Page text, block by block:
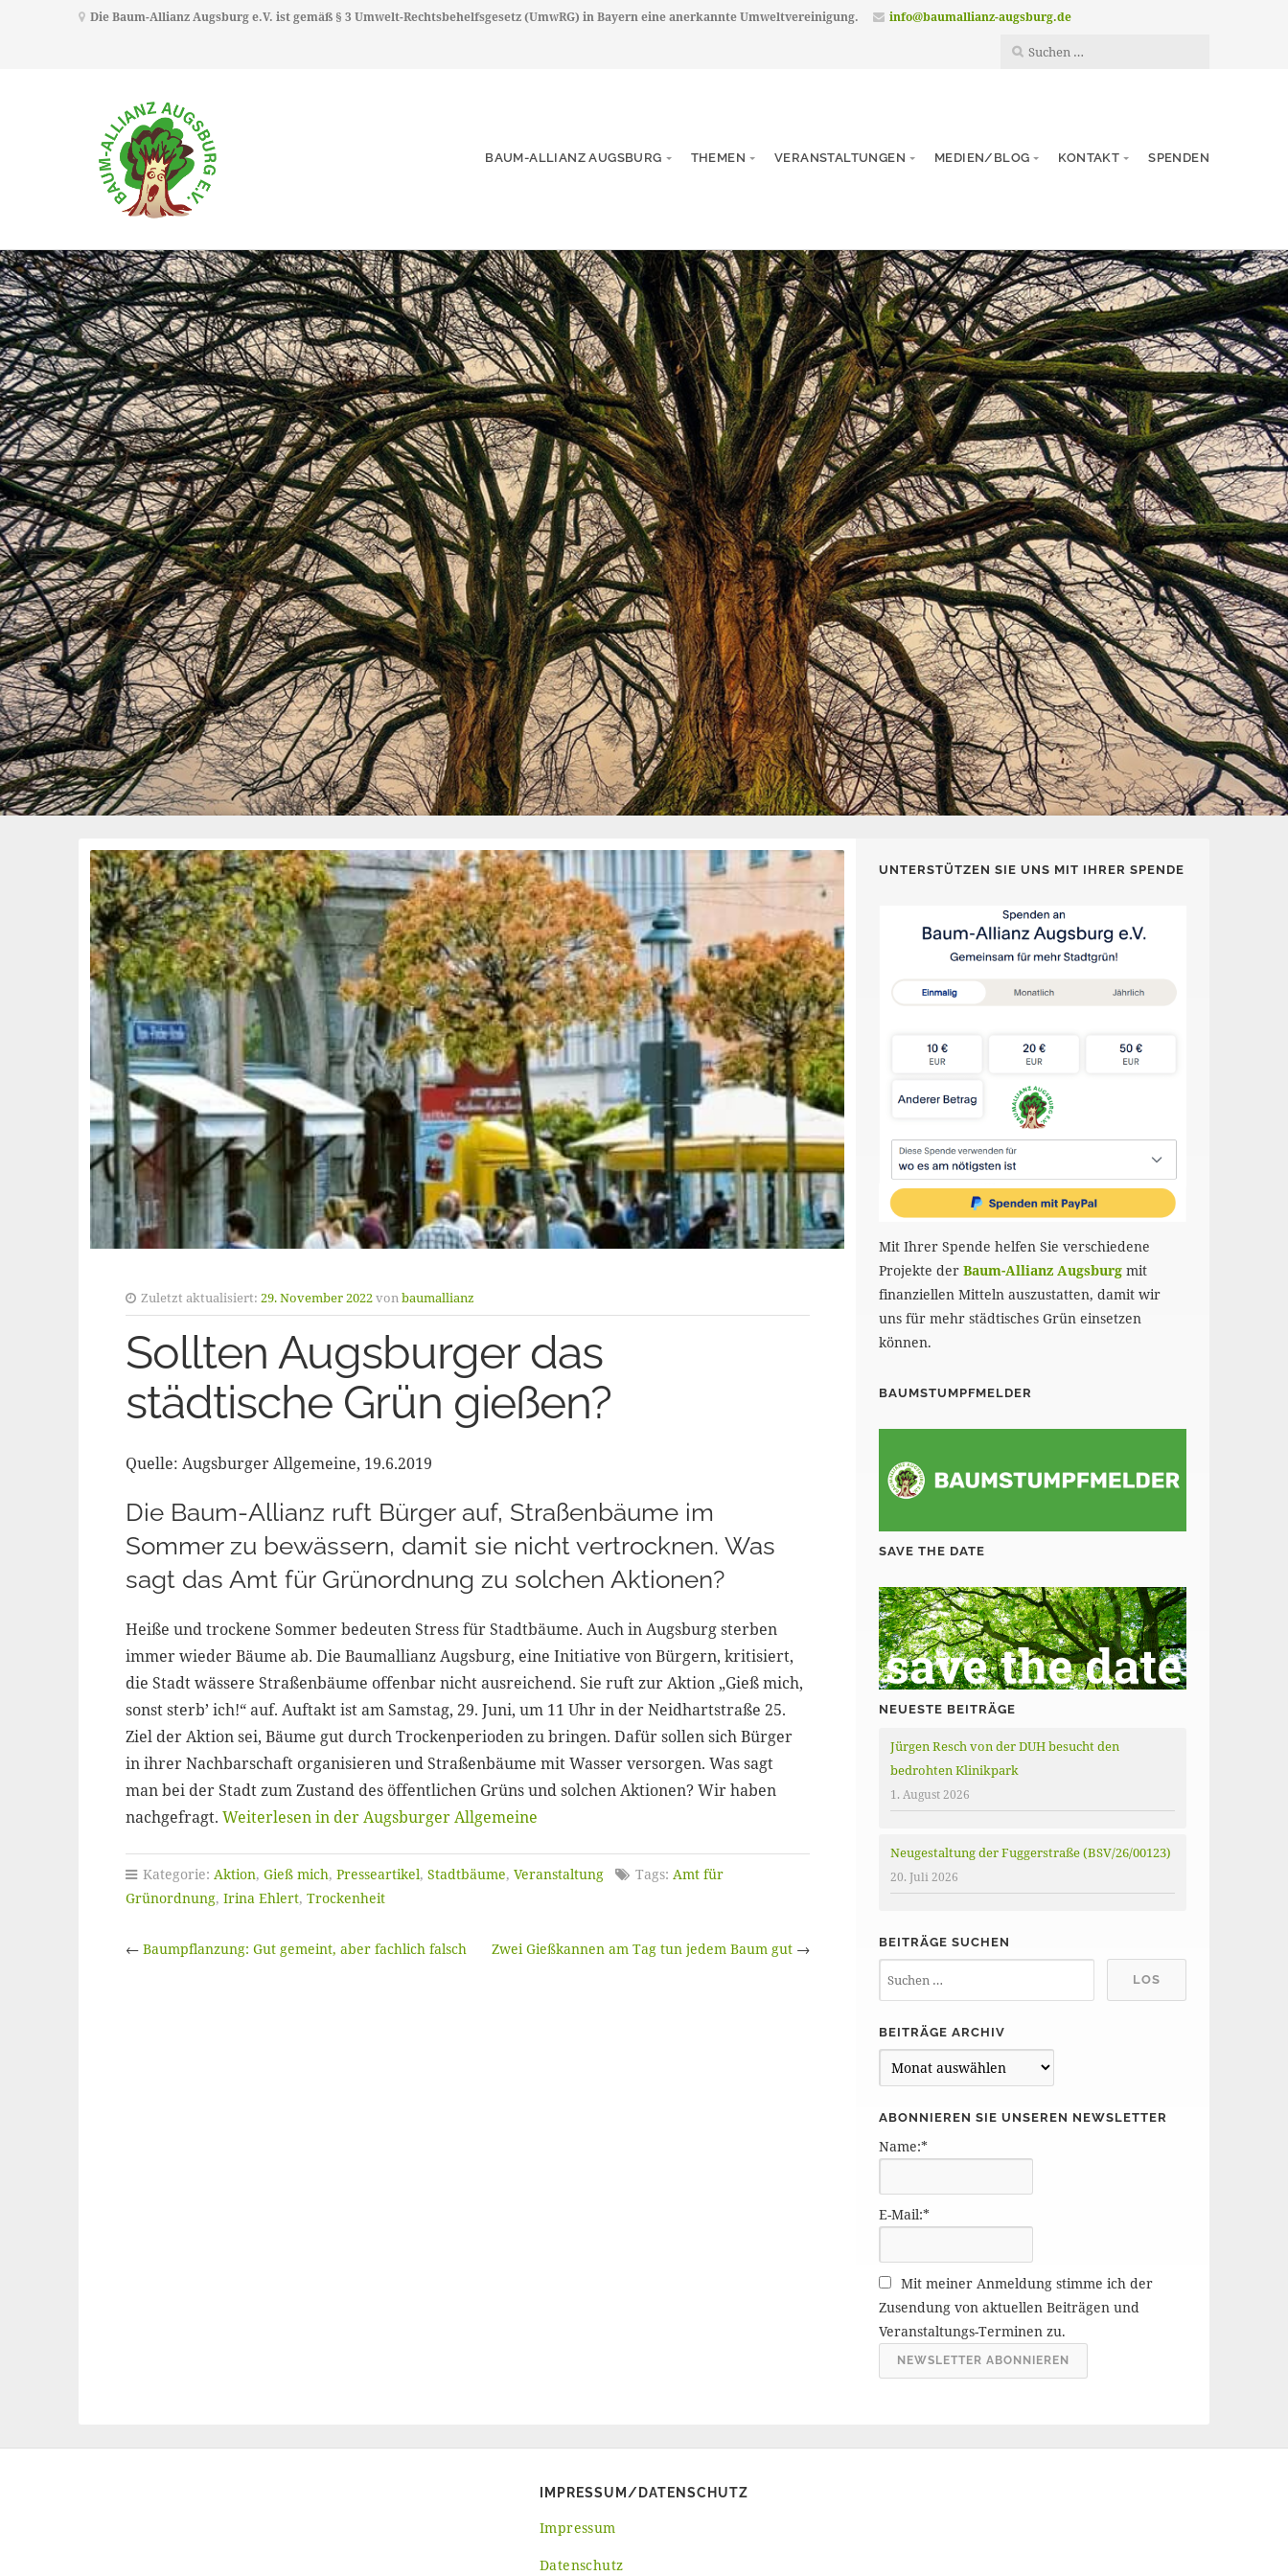
Die Baum-Allianz Augsburg e.V. ist gemäß § 3 Umwelt-Rechtsbehelfsgesetz (UmwRG) in Bayern eine anerkannte Umweltvereinigung. info@baumallianz-augsburg.de
BAUM-ALLIANZ AUGSBURG THEMEN VERANSTALTUNGEN MEDIEN/BLOG KONTAKT SPENDEN
Zuletzt aktualisiert: 29. November 2022vonbaumallianz
Sollten Augsburger das
städtische Grün gießen?
Quelle: Augsburger Allgemeine, 19.6.2019
Die Baum-Allianz ruft Bürger auf, Straßenbäume im
Sommer zu bewässern, damit sie nicht vertrocknen. Was
sagt das Amt für Grünordnung zu solchen Aktionen?
Heiße und trockene Sommer bedeuten Stress für Stadtbäume. Auch in Augsburg sterben
immer wieder Bäume ab. Die Baumallianz Augsburg, eine Initiative von Bürgern, kritisiert,
die Stadt wässere Straßenbäume offenbar nicht ausreichend. Sie ruft zur Aktion „Gieß mich,
sonst sterb’ ich!“ auf. Auftakt ist am Samstag, 29. Juni, um 11 Uhr in der Neidhartstraße 25.
Ziel der Aktion sei, Bäume gut durch Trockenperioden zu bringen. Dafür sollen sich Bürger
in ihrer Nachbarschaft organisieren und Straßenbäume mit Wasser versorgen. Was sagt
man bei der Stadt zum Zustand des öffentlichen Grüns und solchen Aktionen? Wir haben
nachgefragt. Weiterlesen in der Augsburger Allgemeine
Kategorie: Aktion, Gieß mich, Presseartikel, Stadtbäume, Veranstaltung Tags: Amt für
Grünordnung, Irina Ehlert, Trockenheit
← Baumpflanzung: Gut gemeint, aber fachlich falsch Zwei Gießkannen am Tag tun jedem Baum gut→
UNTERSTÜTZEN SIE UNS MIT IHRER SPENDE
Mit Ihrer Spende helfen Sie verschiedene
Projekte derBaum-Allianz Augsburg mit
finanziellen Mitteln auszustatten, damit wir
uns für mehr städtisches Grün einsetzen
können.
BAUMSTUMPFMELDER
SAVE THE DATE
NEUESTE BEITRÄGE
Jürgen Resch von der DUH besucht den
bedrohten Klinikpark
1. August 2026
Neugestaltung der Fuggerstraße (BSV/26/00123)
20. Juli 2026
BEITRÄGE SUCHEN
BEITRÄGE ARCHIV
e
r
e
r
c
h
i
ABONNIEREN SIE UNSEREN NEWSLETTER
Name:*
E-Mail:*
Mit meiner Anmeldung stimme ich der
Zusendung von aktuellen Beiträgen und
Veranstaltungs-Terminen zu.
IMPRESSUM/DATENSCHUTZ
Impressum
Datenschutz